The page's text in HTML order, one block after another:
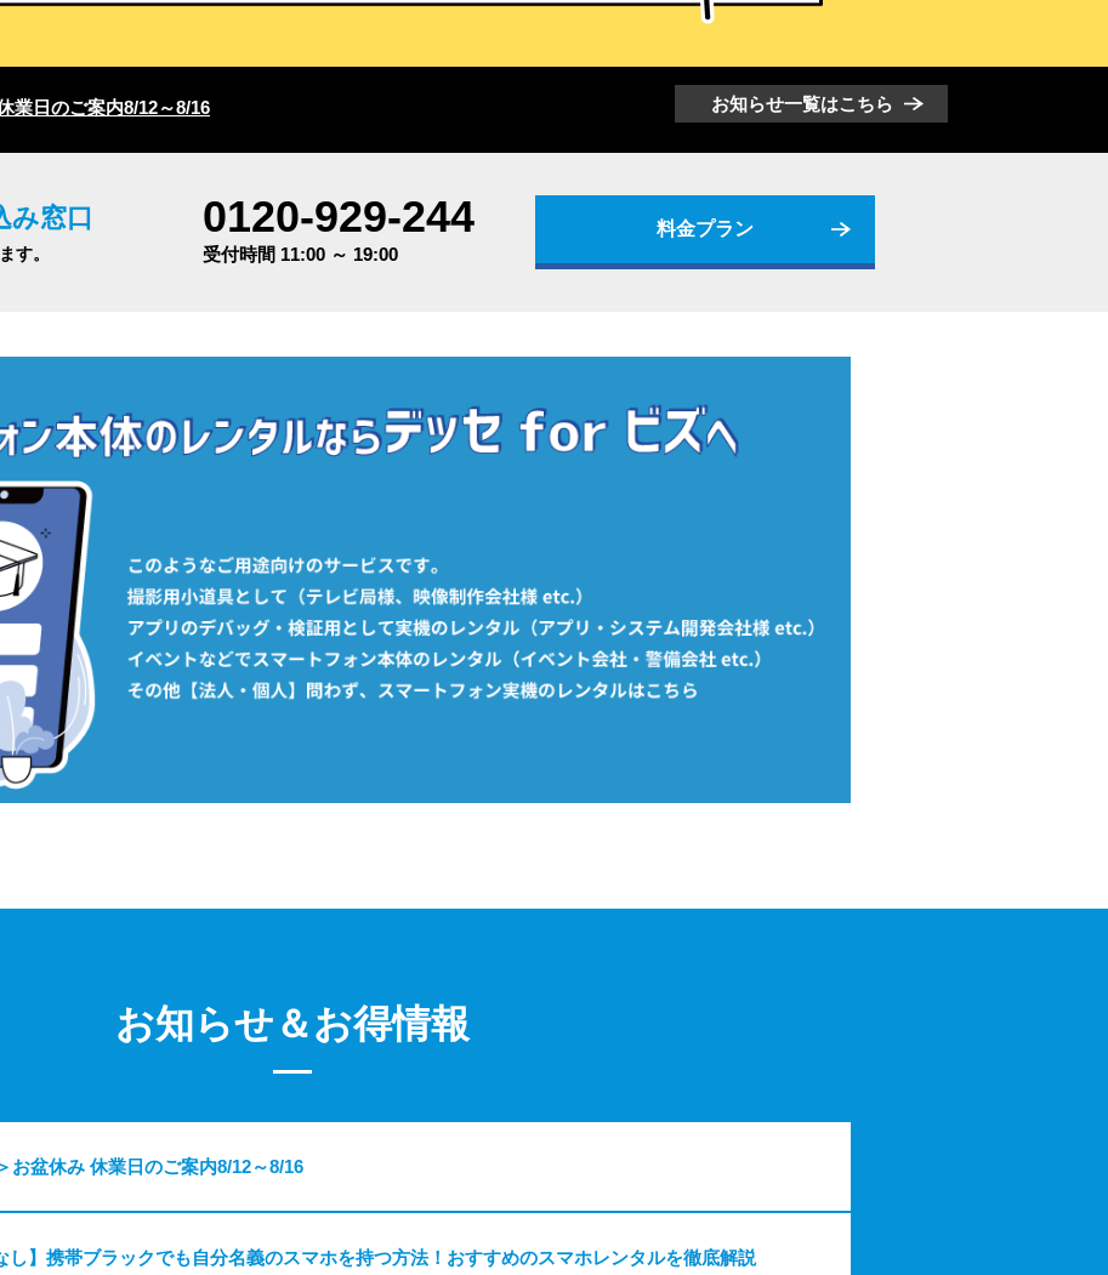
業日のご案内8/12～8/16 お知らせ一覧はこちら
み窓口
す。
0120-929-244
受付時間 11:00 ～ 19:00
料金プラン
お知らせ＆お得情報
お盆休み 休業日のご案内8/12～8/16
し】携帯ブラックでも自分名義のスマホを持つ方法！おすすめのスマホレンタルを徹底解説